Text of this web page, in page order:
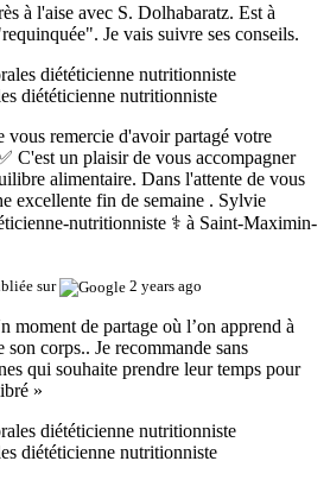
à l'aise avec S. Dolhabaratz. Est à
Je vais suivre ses conseils.
diététicienne nutritionniste
remercie d'avoir partagé votre
C'est un plaisir de vous accompagner
alimentaire. Dans l'attente de vous
excellente fin de semaine . Sylvie
nutritionniste ‍⚕️ à Saint-Maximin-
sur 2 years ago
moment de partage où l’on apprend à
son corps.. Je recommande sans
qui souhaite prendre leur temps pour
»
diététicienne nutritionniste